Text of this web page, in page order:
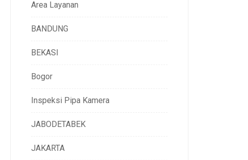
Area Layanan
BANDUNG
BEKASI
Bogor
Inspeksi Pipa Kamera
JABODETABEK
JAKARTA